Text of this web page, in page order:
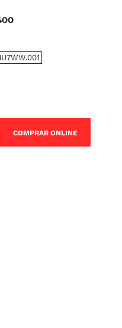
COMPRAR ONLINE